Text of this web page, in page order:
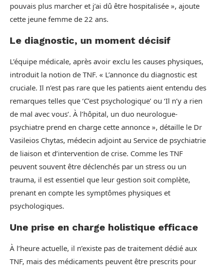
pouvais plus marcher et j’ai dû être hospitalisée », ajoute
cette jeune femme de 22 ans.
Le diagnostic, un moment décisif
L’équipe médicale, après avoir exclu les causes physiques,
introduit la notion de TNF. « L’annonce du diagnostic est
cruciale. Il n’est pas rare que les patients aient entendu des
remarques telles que ‘C’est psychologique’ ou ‘Il n’y a rien
de mal avec vous’. À l’hôpital, un duo neurologue-
psychiatre prend en charge cette annonce », détaille le Dr
Vasileios Chytas, médecin adjoint au Service de psychiatrie
de liaison et d’intervention de crise. Comme les TNF
peuvent souvent être déclenchés par un stress ou un
trauma, il est essentiel que leur gestion soit complète,
prenant en compte les symptômes physiques et
psychologiques.
Une prise en charge holistique efficace
À l’heure actuelle, il n’existe pas de traitement dédié aux
TNF, mais des médicaments peuvent être prescrits pour